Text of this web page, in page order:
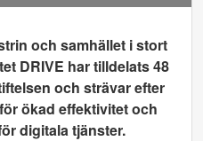
och samhället i stort
DRIVE har tilldelats 48
och strävar efter
ökad effektivitet och
digitala tjänster.